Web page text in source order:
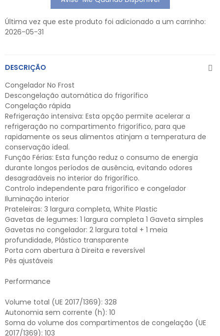
Última vez que este produto foi adicionado a um carrinho:
2026-05-31
DESCRIÇÃO
Congelador No Frost
Descongelação automática do frigorífico
Congelação rápida
Refrigeração intensiva: Esta opção permite acelerar a
refrigeração no compartimento frigorífico, para que
rapidamente os seus alimentos atinjam a temperatura de
conservação ideal.
Função Férias: Esta função reduz o consumo de energia
durante longos períodos de ausência, evitando odores
desagradáveis no interior do frigorífico.
Controlo independente para frigorífico e congelador
Iluminação interior
Prateleiras: 3 largura completa, White Plastic
Gavetas de legumes: 1 largura completa 1 Gaveta simples
Gavetas no congelador: 2 largura total + 1 meia
profundidade, Plástico transparente
Porta com abertura à Direita e reversível
Pés ajustáveis
Performance
Volume total (UE 2017/1369): 328
Autonomia sem corrente (h): 10
Soma do volume dos compartimentos de congelação (UE
2017/1369): 103